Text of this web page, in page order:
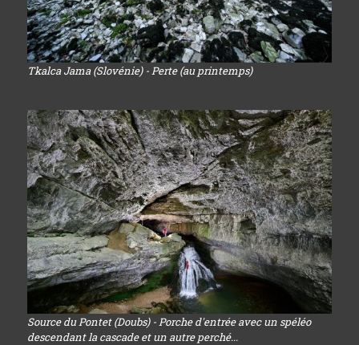
Tkalca Jama (Slovénie) - Perte (au printemps)
Source du Pontet (Doubs) - Porche d'entrée avec un spéléo
descendant la cascade et un autre perché...